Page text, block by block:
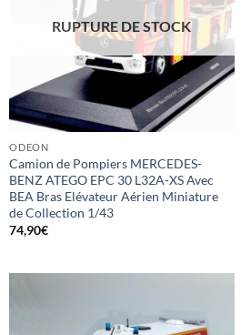
RUPTURE DE STOCK
ODEON
Camion de Pompiers MERCEDES-
BENZ ATEGO EPC 30 L32A-XS Avec
BEA Bras Elévateur Aérien Miniature
de Collection 1/43
74,90€